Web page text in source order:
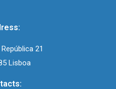
21
Lisboa